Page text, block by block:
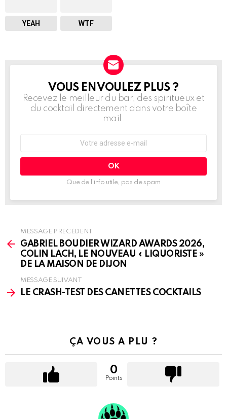
YEAH WTF
NEWSLETTER
VOUS EN VOULEZ PLUS ?
Recevez le meilleur du bar, des spiritueux et
du cocktail directement dans votre boîte
mail.
mail
Que de l’info utile, pas de spam
more
MESSAGE PRÉCÉDENT
GABRIEL BOUDIER WIZARD AWARDS 2026,
COLIN LACH, LE NOUVEAU « LIQUORISTE »
DE LA MAISON DE DIJON
MESSAGE SUIVANT
LE CRASH-TEST DES CANETTES COCKTAILS
ÇA VOUS A PLU ?
0
Points